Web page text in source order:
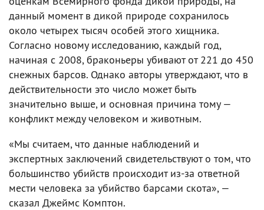
данный момент в дикой природе сохранилось
около четырех тысяч особей этого хищника.
Согласно новому исследованию, каждый год,
начиная с 2008, браконьеры убивают от 221 до 450
снежных барсов. Однако авторы утверждают, что в
действительности это число может быть
значительно выше, и основная причина тому —
конфликт между человеком и животным.
«Мы считаем, что данные наблюдений и
экспертных заключений свидетельствуют о том, что
большинство убийств происходит из-за ответной
мести человека за убийство барсами скота», —
сказал Джеймс Комптон.